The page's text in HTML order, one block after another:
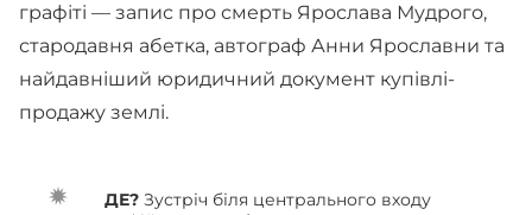
графіті — запис про смерть Ярослава Мудрого,
стародавня абетка, автограф Анни Ярославни та
найдавніший юридичний документ купівлі-
продажу землі.
ДЕ? Зустріч біля центрального входу